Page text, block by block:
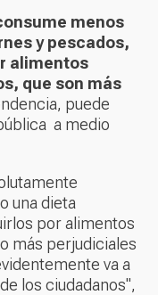
menos
y pescados,
alimentos
que son más
puede
a medio
una dieta
por alimentos
más perjudiciales
va a
los ciudadanos",